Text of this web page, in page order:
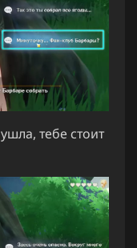
тебе стоит